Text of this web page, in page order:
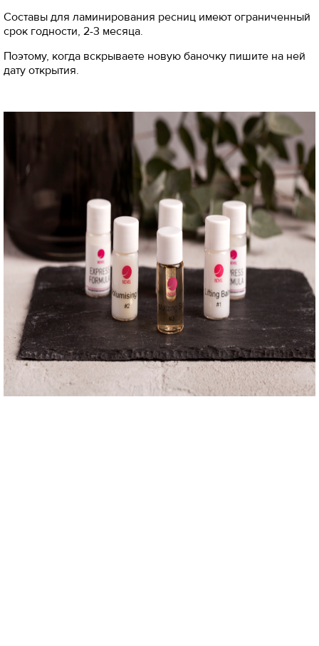
Составы для ламинирования ресниц имеют ограниченный
срок годности, 2-3 месяца.
Поэтому, когда вскрываете новую баночку пишите на ней
дату открытия.